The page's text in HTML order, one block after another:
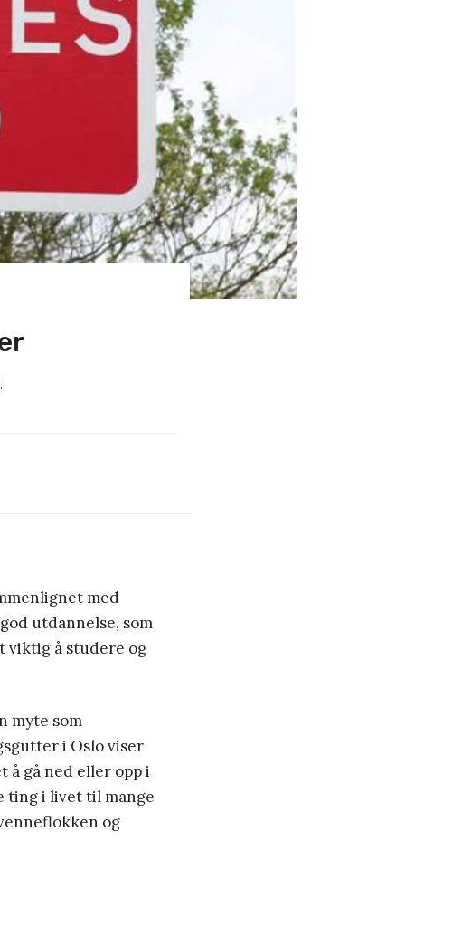
med
utdannelse, som
viktig å studere og
myte som
i Oslo viser
å gå ned eller opp i
ting i livet til mange
og